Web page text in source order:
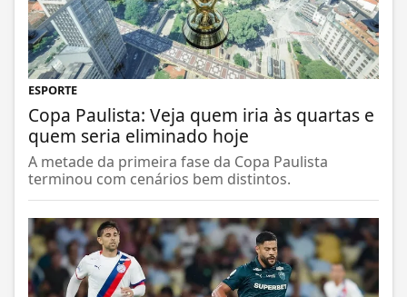
ESPORTE
Copa Paulista: Veja quem iria às quartas e
quem seria eliminado hoje
A metade da primeira fase da Copa Paulista
terminou com cenários bem distintos.